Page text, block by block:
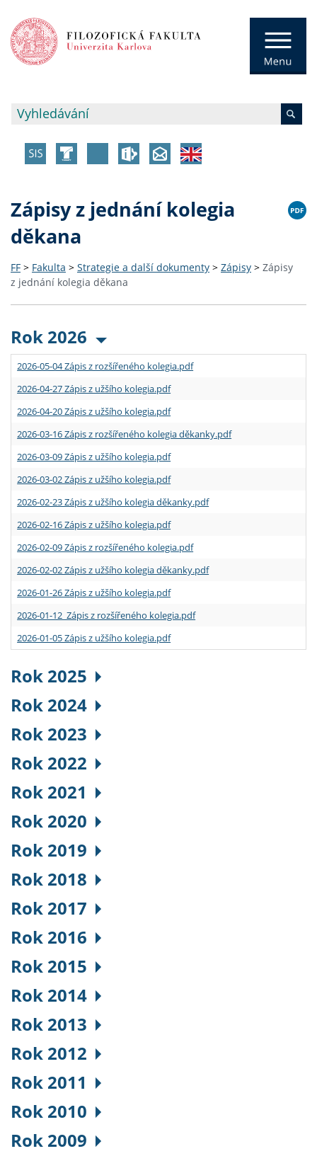
Zápisy z jednání kolegia
děkana
FF > Fakulta > Strategie a další dokumenty > Zápisy > Zápisy
z jednání kolegia děkana
Rok 2026
2026-05-04 Zápis z rozšířeného kolegia.pdf
2026-04-27 Zápis z užšího kolegia.pdf
2026-04-20 Zápis z užšího kolegia.pdf
2026-03-16 Zápis z rozšířeného kolegia děkanky.pdf
2026-03-09 Zápis z užšího kolegia.pdf
2026-03-02 Zápis z užšího kolegia.pdf
2026-02-23 Zápis z užšího kolegia děkanky.pdf
2026-02-16 Zápis z užšího kolegia.pdf
2026-02-09 Zápis z rozšířeného kolegia.pdf
2026-02-02 Zápis z užšího kolegia děkanky.pdf
2026-01-26 Zápis z užšího kolegia.pdf
2026-01-12 Zápis z rozšířeného kolegia.pdf
2026-01-05 Zápis z užšího kolegia.pdf
Rok 2025
Rok 2024
Rok 2023
Rok 2022
Rok 2021
Rok 2020
Rok 2019
Rok 2018
Rok 2017
Rok 2016
Rok 2015
Rok 2014
Rok 2013
Rok 2012
Rok 2011
Rok 2010
Rok 2009